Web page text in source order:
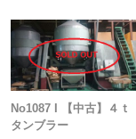
No1087 I 【中古】４ｔ
タンブラー